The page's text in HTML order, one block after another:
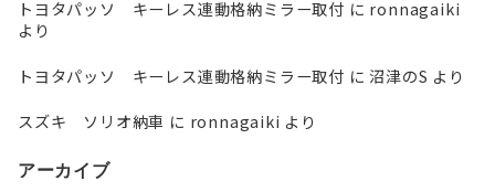
トヨタパッソ キーレス連動格納ミラー取付 に ronnagaiki
より
トヨタパッソ キーレス連動格納ミラー取付 に沼津のS より
スズキ ソリオ納車 に ronnagaiki より
アーカイブ